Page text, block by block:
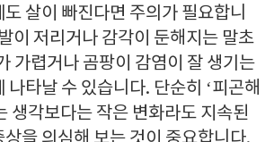
살이 빠진다면 주의가 필요합니
이 저리거나 감각이 둔해지는 말초
가렵거나 곰팡이 감염이 잘 생기는
나타날 수 있습니다. 단순히 ‘피곤해
생각보다는 작은 변화라도 지속된